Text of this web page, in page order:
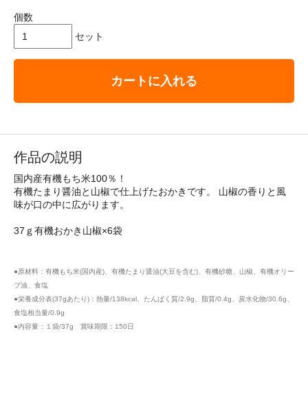
個数
セット
カートに入れる
作品の説明
国内産有機もち米100％！
有機たまり醤油と山椒で仕上げたおかきです。 山椒の香りと風
味が口の中に広がります。
37ｇ有機おかき山椒×6袋
●原材料：有機もち米(国内産)、有機たまり醤油(大豆を含む)、有機砂糖、山椒、有機オリー
ブ油、食塩
●栄養成分表(37gあたり)：熱量/138kcal、たんぱく質/2.9g、脂質/0.4g、炭水化物/30.6g、
食塩相当量/0.9g
●内容量：１袋/37g 賞味期限：150日